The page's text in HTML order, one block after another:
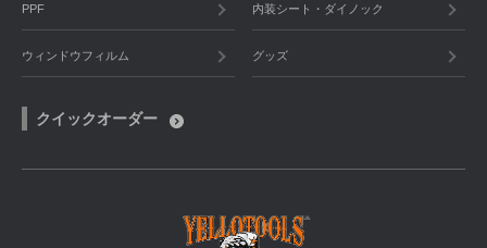
PPF 内装シート・ダイノック
ウィンドウフィルム グッズ
クイックオーダー